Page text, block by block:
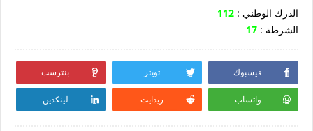
112
: الدرك الوطني
17
: الشرطة
فيسبوك تويتر بنترست
واتساب ريدايت لينكدين